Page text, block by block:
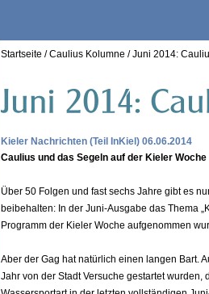
Startseite /Caulius Kolumne /Juni 2014:
Kieler Nachrichten (Teil InKiel) 06.06.2014
Caulius und das Segeln auf der Kieler Woche
Über 50 Folgen und fast sechs Jahre gibt es
beibehalten: In der Juni-Ausgabe das Thema
Programm der Kieler Woche aufgenommen
Aber der Gag hat natürlich einen langen Bart.
Jahr von der Stadt Versuche gestartet